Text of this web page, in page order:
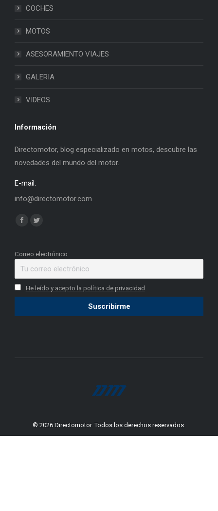
COCHES
MOTOS
ASESORAMIENTO VIAJES
GALERIA
VIDEOS
Información
Directomotor, blog especializado en motos, descubre las
novedades del mundo del motor.
E-mail:
info@directomotor.com
Find us on:
Facebook
opens
window
Twitter
opens
window
Correo electrónico
He leído y acepto la política de privacidad
© 2026 Directomotor. Todos los derechos reservados.